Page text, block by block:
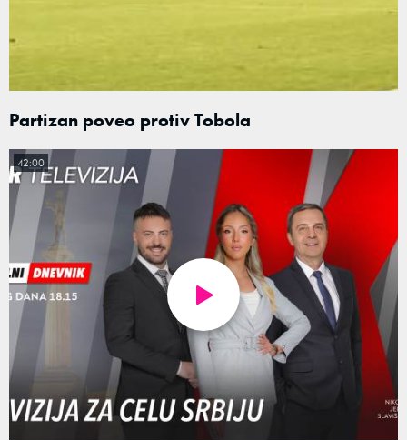
Partizan poveo protiv Tobola
42:00